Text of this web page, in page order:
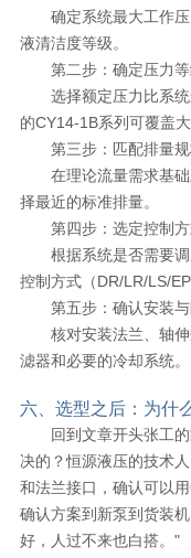
确定系统最大工作
液清洁度等级。
第二步：确定压力
选择额定压力比系
的CY14-1B系列可覆盖大
第三步：匹配排量
在理论流量需求基
择最近的标准排量。
第四步：选定控制
根据系统是否需要
控制方式（DR/LR/LS/EP
第五步：确认安装
核对安装法兰、轴
滤器和必要的冷却系统。
六、选型之后：为什
回到文章开头张工
决的？恒源液压的技术
和法兰接口，确认可以
确认方案到新泵到货装
好，人过不来也白搭。"